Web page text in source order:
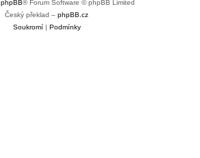
phpBB® Forum Software © phpBB Limited
Český překlad – phpBB.cz
Soukromí| Podmínky